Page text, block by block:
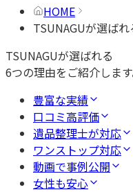
HOME
TSUNAGUが選ば
TSUNAGUが選ばれる
6つの理由をご紹介します
豊富な実績
口コミ高評価
遺品整理士が対応
ワンストップ対応
動画で事例公開
女性も安心